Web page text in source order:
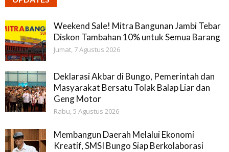
Weekend Sale! Mitra Bangunan Jambi Tebar
Diskon Tambahan 10% untuk Semua Barang
Jumat, 7 Agustus 2026
Deklarasi Akbar di Bungo, Pemerintah dan
Masyarakat Bersatu Tolak Balap Liar dan
Geng Motor
Rabu, 5 Agustus 2026
Membangun Daerah Melalui Ekonomi
Kreatif, SMSI Bungo Siap Berkolaborasi